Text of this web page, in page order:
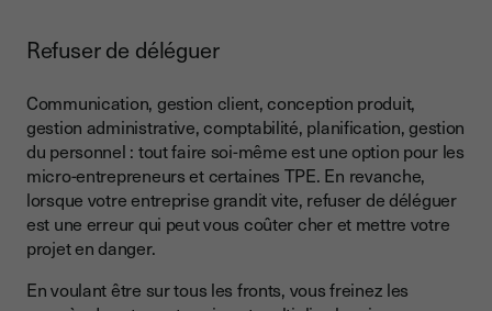
Refuser de déléguer
Communication, gestion client, conception produit,
gestion administrative, comptabilité, planification, gestion
du personnel : tout faire soi-même est une option pour les
micro-entrepreneurs et certaines TPE. En revanche,
lorsque votre entreprise grandit vite, refuser de déléguer
est une erreur qui peut vous coûter cher et mettre votre
projet en danger.
En voulant être sur tous les fronts, vous freinez les